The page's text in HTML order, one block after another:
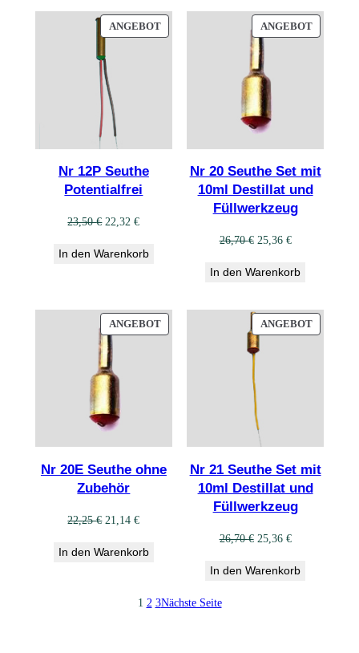
ANGEBOTPRODUKT
IM
Nr 12P Seuthe
Potentialfrei
23,50€ Ursprünglicher
war:
22,32€Aktueller
ist:
In den Warenkorb
ANGEBOT
IM
Nr 20 Seuthe Set mit
10ml Destillat und
Füllwerkzeug
26,70€ Ursprünglicher
war:
25,36 €Aktueller
ist:
In den Warenkorb
ANGEBOTPRODUKT
Nr 20E Seuthe ohne
Zubehör
22,25€ Ursprünglicher
war:
21,14€Aktueller
ist:
In den Warenkorb
ANGEBOT
Nr 21 Seuthe Set mit
10ml Destillat und
Füllwerkzeug
26,70€ Ursprünglicher
war:
25,36 €Aktueller
ist:
In den Warenkorb
1 2 3Nächste Seite